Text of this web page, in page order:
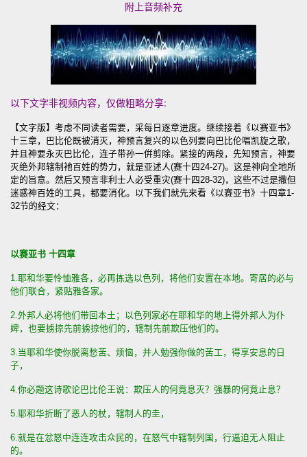
附上音频补充
以下文字非视频内容，仅做粗略分享:
【文字版】考虑不同读者需要，采每日逐章进度。继续接着《以赛亚书》
十三章，巴比伦既被消灭，神预言复兴的以色列要向巴比伦唱凯旋之歌，
并且神要永灭巴比伦，连子带孙一倂剪除。紧接的两段，先知预言，神要
灭绝外邦辖制祂百姓的势力，就是亚述人(赛十四24-27)。这是神向全地所
定的旨意。然后又预言非利士人必受重灾(赛十四28-32)，这些不过是撒但
迷惑神百姓的工具，都要消化。以下我们就先来看《以赛亚书》十四章1-
32节的经文：
以赛亚书 十四章
1.耶和华要怜恤雅各，必再拣选以色列，将他们安置在本地。寄居的必与
他们联合，紧贴雅各家。
2.外邦人必将他们带回本土；以色列家必在耶和华的地上得外邦人为仆
婢，也要掳掠先前掳掠他们的，辖制先前欺压他们的。
3.当耶和华使你脱离愁苦、烦恼，并人勉强你做的苦工，得享安息的日
子，
4.你必题这诗歌论巴比伦王说：欺压人的何竟息灭？强暴的何竟止息？
5.耶和华折断了恶人的杖，辖制人的圭，
6.就是在忿怒中连连攻击众民的，在怒气中辖制列国，行逼迫无人阻止
的。